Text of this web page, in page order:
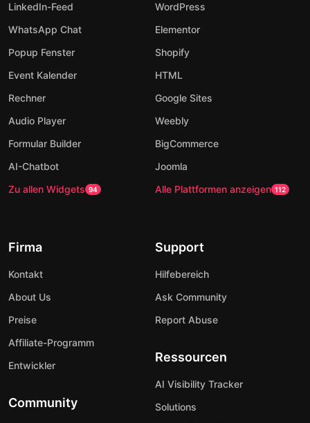
LinkedIn-Feed
WhatsApp Chat
Popup Fenster
Event Kalender
Rechner
Audio Player
Formular Builder
AI-Chatbot
Zu allen Widgets 94
WordPress
Elementor
Shopify
HTML
Google Sites
Weebly
BigCommerce
Joomla
Alle Plattformen anzeigen 112
Firma
Kontakt
About Us
Preise
Affiliate-Programm
Entwickler
Community
Support
Hilfebereich
Ask Community
Report Abuse
Ressourcen
AI Visibility Tracker
Solutions